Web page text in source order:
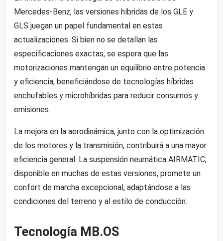
Mercedes-Benz, las versiones híbridas de los GLE y
GLS juegan un papel fundamental en estas
actualizaciones. Si bien no se detallan las
especificaciones exactas, se espera que las
motorizaciones mantengan un equilibrio entre potencia
y eficiencia, beneficiándose de tecnologías híbridas
enchufables y microhíbridas para reducir consumos y
emisiones.
La mejora en la aerodinámica, junto con la optimización
de los motores y la transmisión, contribuirá a una mayor
eficiencia general. La suspensión neumática AIRMATIC,
disponible en muchas de estas versiones, promete un
confort de marcha excepcional, adaptándose a las
condiciones del terreno y al estilo de conducción.
Tecnología MB.OS